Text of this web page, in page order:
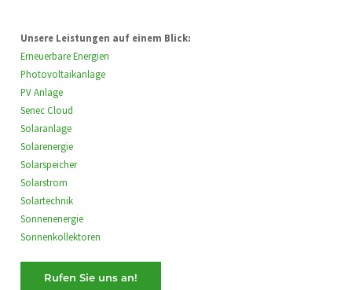
Unsere Leistungen auf einem Blick:
Erneuerbare Energien
Photovoltaikanlage
PV Anlage
Senec Cloud
Solaranlage
Solarenergie
Solarspeicher
Solarstrom
Solartechnik
Sonnenenergie
Sonnenkollektoren
Rufen Sie uns an!